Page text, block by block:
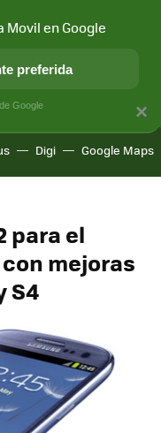
APLICACIONES
Digi Google Maps
para el
mejoras
S4
×
Movil en Google
preferida
Google